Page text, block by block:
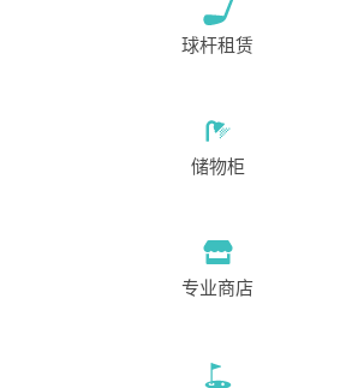
球杆租赁
储物柜
专业商店